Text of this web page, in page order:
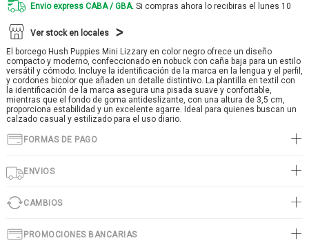
Envio express CABA / GBA. Si compras ahora lo recibiras el lunes 10
Ver stock en locales
El borcego Hush Puppies Mini Lizzary en color negro ofrece un diseño
compacto y moderno, confeccionado en nobuck con caña baja para un estilo
versátil y cómodo. Incluye la identificación de la marca en la lengua y el perfil,
y cordones bicolor que añaden un detalle distintivo. La plantilla en textil con
la identificación de la marca asegura una pisada suave y confortable,
mientras que el fondo de goma antideslizante, con una altura de 3,5 cm,
proporciona estabilidad y un excelente agarre. Ideal para quienes buscan un
calzado casual y estilizado para el uso diario.
FORMAS DE PAGO
ENVIOS
CAMBIOS
PROMOCIONES BANCARIAS